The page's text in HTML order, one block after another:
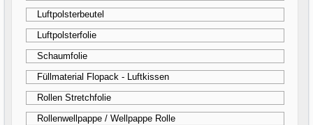
Luftpolsterbeutel
Luftpolsterfolie
Schaumfolie
Füllmaterial Flopack - Luftkissen
Rollen Stretchfolie
Rollenwellpappe / Wellpappe Rolle